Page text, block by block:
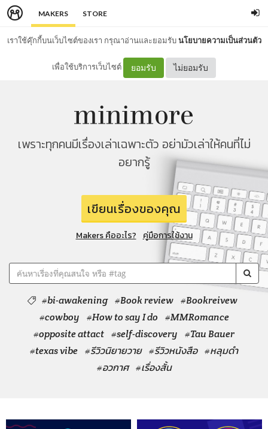
MAKERS STORE
เราใช้คุ๊กกี้บนเว็บไซต์ของเรา กรุณาอ่านและยอมรับนโยบายความเป็นส่วนตัว
เพื่อใช้บริการเว็บไซต์ ยอมรับ ไม่ยอมรับ
เพราะทุกคนมีเรื่องเล่าเฉพาะตัว อย่ามัวเล่าให้คนที่ไม่
อยากรู้
เขียนเรื่องของคุณ
Makers คืออะไร? คู่มือการใช้งาน
#bi-awakening #Book review #Bookreivew
#cowboy
#How to say I do
#MMRomance
#opposite attact #self-discovery
#Tau Bauer
#texas vibe #รีวิวนิยายวาย #รีวิวหนังสือ #หลุมดำ
#อวกาศ #เรื่องสั้น